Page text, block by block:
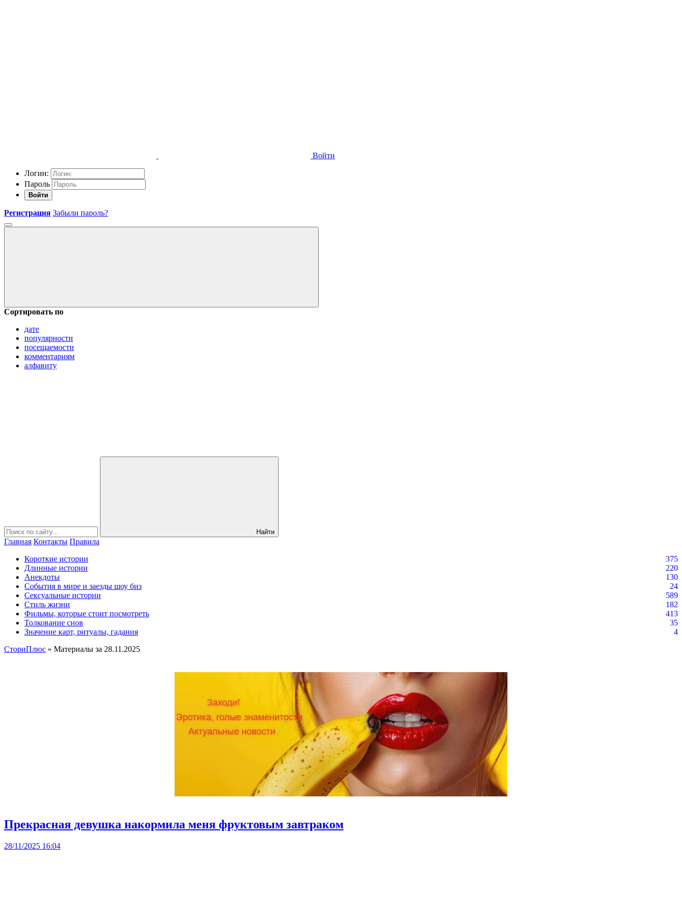
Войти
Логин:
Пароль
Войти
Регистрация Забыли пароль?
Сортировать по
дате
популярности
посещаемости
комментариям
алфавиту
Найти
Главная Контакты Правила
Короткие истории
375
Длинные истории
220
Анекдоты
130
События в мире и заезды шоу биз
24
Сексуальные истории
589
Стиль жизни
182
Фильмы, которые стоит посмотреть
413
Толкование снов
35
Значение карт, ритуалы, гадания
4
СториПлюс » Материалы за 28.11.2025
Прекрасная девушка накормила меня фруктовым завтраком
28/11/2025 16:04